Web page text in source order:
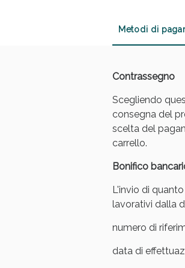
Metodi di
Contrassegno
Scegliendo
consegna del
scelta del
carrello.
Bonifico
L'invio di
lavorativi dalla
numero di
data di